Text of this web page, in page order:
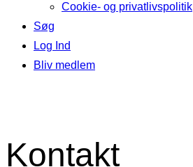
Cookie- og privatlivspolitik
Søg
Log Ind
Bliv medlem
Kontakt